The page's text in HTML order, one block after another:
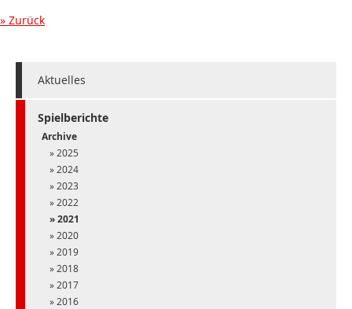
Zurück
Aktuelles
Spielberichte
Archive
2025
2024
2023
2022
2021
2020
2019
2018
2017
2016